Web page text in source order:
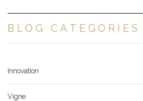
BLOG CATEGORIES
Innovation
Vigne